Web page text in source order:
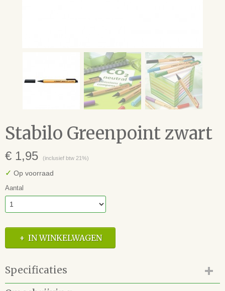
Stabilo Greenpoint zwart
€ 1,95 (inclusief btw 21%)
✓ Op voorraad
Aantal
IN WINKELWAGEN
Specificaties
Productcode